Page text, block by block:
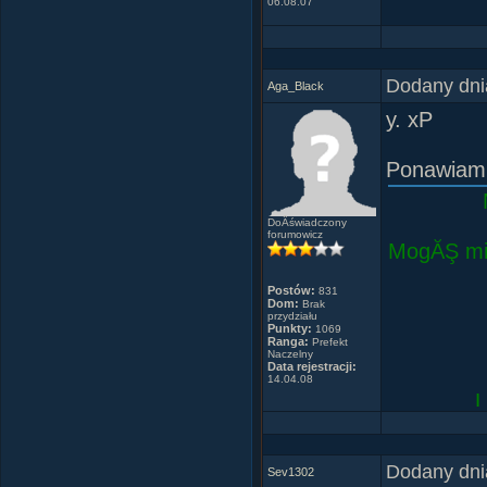
- Zawsze.
Aga_Black Dodany
DoÂświadczony
forumowicz
Postów: 831
Dom: Brak
przydziału
Punkty: 1069
Ranga: Prefekt
Naczelny
Data rejestracji:
14.04.08
y. xP
MogĂŞ
Sev1302 Dodany